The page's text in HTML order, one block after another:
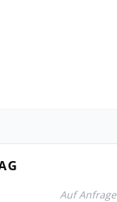
Auf Anfrage